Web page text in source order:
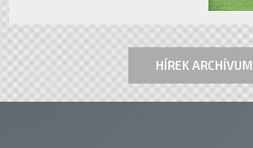
HÍREK ARCHÍVUM